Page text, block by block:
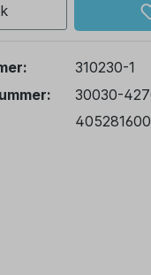
310230-1
30030-